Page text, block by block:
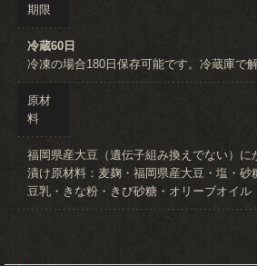
期限
冷蔵60日
冷凍の場合180日保存可能です。冷蔵庫で
原材
料
福岡県産大豆（遺伝子組み換えでない）に
漬け原材料：麦麹・福岡県産大豆・塩・
豆乳・きな粉・きび砂糖・オリーブオイル